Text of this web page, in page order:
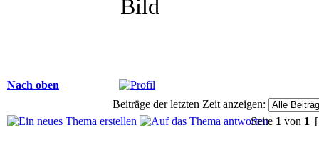
Nach oben
Beiträge der letzten Zeit anzeigen:
Seite 1 von 1